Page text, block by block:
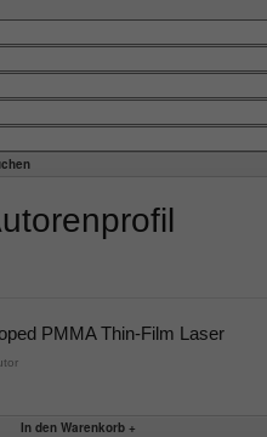
PMMA Thin-Film Laser